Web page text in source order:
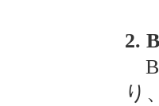
2.
り